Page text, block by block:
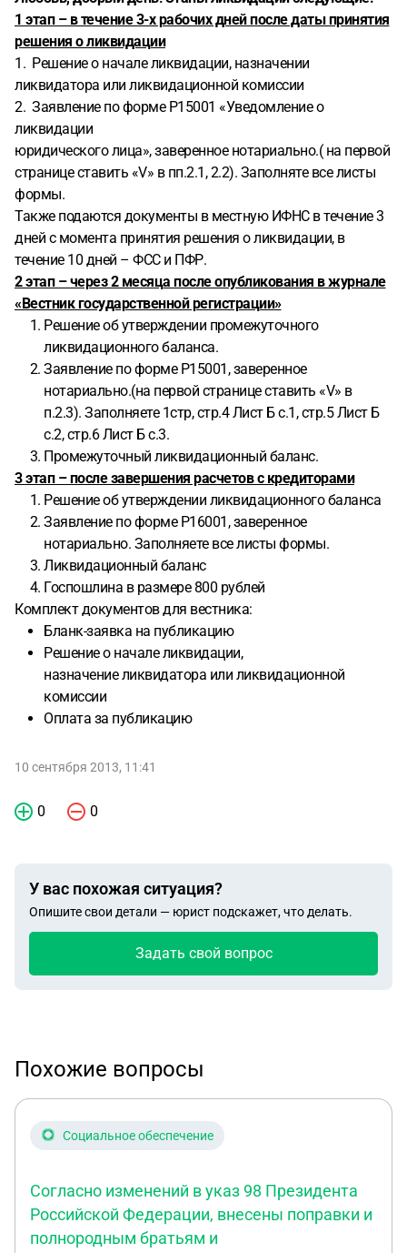
1 этап – в течение 3-х рабочих дней после даты принятия
решения о ликвидации
1. Решение о начале ликвидации, назначении
ликвидатора или ликвидационной комиссии
2. Заявление по форме Р15001 «Уведомление о
ликвидации
юридического лица», заверенное нотариально.( на первой
странице ставить «V» в пп.2.1, 2.2). Заполняте все листы
формы.
Также подаются документы в местную ИФНС в течение 3
дней с момента принятия решения о ликвидации, в
течение 10 дней – ФСС и ПФР.
2 этап – через 2 месяца после опубликования в журнале
«Вестник государственной регистрации»
Решение об утверждении промежуточного
ликвидационного баланса.
Заявление по форме Р15001, заверенное
нотариально.(на первой странице ставить «V» в
п.2.3). Заполняете 1стр, стр.4 Лист Б с.1, стр.5 Лист Б
с.2, стр.6 Лист Б с.3.
Промежуточный ликвидационный баланс.
3 этап – после завершения расчетов с кредиторами
Решение об утверждении ликвидационного баланса
Заявление по форме Р16001, заверенное
нотариально. Заполняете все листы формы.
Ликвидационный баланс
Госпошлина в размере 800 рублей
Комплект документов для вестника:
Бланк-заявка на публикацию
Решение о начале ликвидации,
назначение ликвидатора или ликвидационной
комиссии
Оплата за публикацию
10 сентября 2013, 11:41
0 0
У вас похожая ситуация?
Опишите свои детали — юрист подскажет, что делать.
Задать свой вопрос
Похожие вопросы
Социальное обеспечение
Согласно изменений в указ 98 Президента
Российской Федерации, внесены поправки и
полнородным братьям и